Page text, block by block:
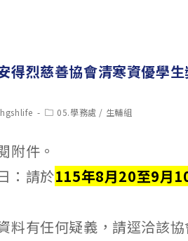
得烈慈善協會清寒資優學
Post05.學務處 / 生輔組
附件。
：請於115年8月20至9月
料有任何疑義，請逕洽該